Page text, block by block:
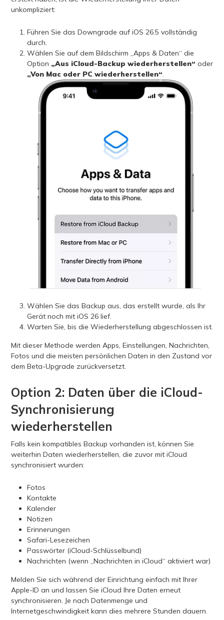
unkompliziert:
Führen Sie das Downgrade auf iOS 26.5 vollständig
durch.
Wählen Sie auf dem Bildschirm „Apps & Daten“ die
Option „Aus iCloud-Backup wiederherstellen“ oder
„Von Mac oder PC wiederherstellen“.
Wählen Sie das Backup aus, das erstellt wurde, als Ihr
Gerät noch mit iOS 26 lief.
Warten Sie, bis die Wiederherstellung abgeschlossen ist.
Mit dieser Methode werden Apps, Einstellungen, Nachrichten,
Fotos und die meisten persönlichen Daten in den Zustand vor
dem Beta-Upgrade zurückversetzt.
Option 2: Daten über die iCloud-
Synchronisierung
wiederherstellen
Falls kein kompatibles Backup vorhanden ist, können Sie
weiterhin Daten wiederherstellen, die zuvor mit iCloud
synchronisiert wurden:
Fotos
Kontakte
Kalender
Notizen
Erinnerungen
Safari-Lesezeichen
Passwörter (iCloud-Schlüsselbund)
Nachrichten (wenn „Nachrichten in iCloud“ aktiviert war)
Melden Sie sich während der Einrichtung einfach mit Ihrer
Apple-ID an und lassen Sie iCloud Ihre Daten erneut
synchronisieren. Je nach Datenmenge und
Internetgeschwindigkeit kann dies mehrere Stunden dauern.